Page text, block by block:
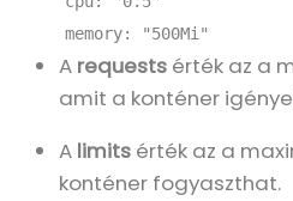
    memory: "500Mi"
A requests érték az a
amit a konténer
A limits érték az a
konténer fogyaszthat.